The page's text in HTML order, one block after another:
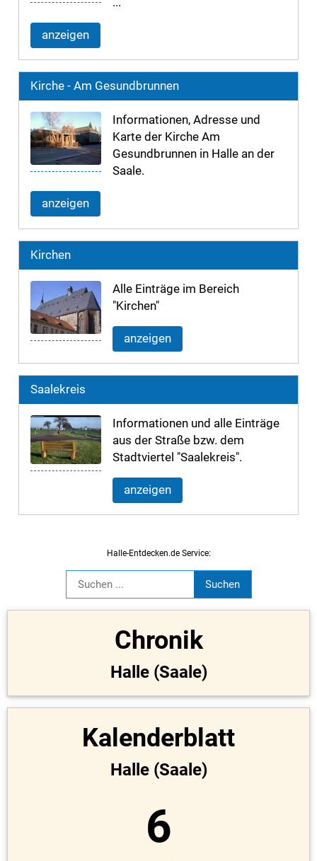
anzeigen
Kirche - Am Gesundbrunnen
Informationen, Adresse und
Karte der Kirche Am
Gesundbrunnen in Halle an der
Saale.
anzeigen
Kirchen
Alle Einträge im Bereich
"Kirchen"
anzeigen
Saalekreis
Informationen und alle Einträge
aus der Straße bzw. dem
Stadtviertel "Saalekreis".
anzeigen
Halle-Entdecken.de Service:
Chronik
Halle (Saale)
Kalenderblatt
Halle (Saale)
6